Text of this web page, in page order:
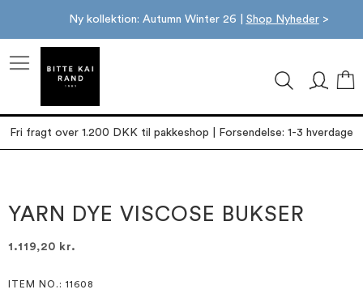
Ny kollektion: Autumn Winter 26 | Shop Nyheder>
Fri fragt over 1.200 DKK til pakkeshop | Forsendelse: 1-3 hverdage
slutningen
af
starten
af
YARN DYE VISCOSE BUKSER
1.119,20 kr.
ITEM NO. : 11608